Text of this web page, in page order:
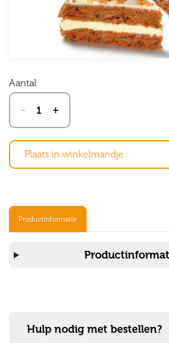
Aantal
- +
Plaats in winkelmandje
Productinformatie
Hulp nodig met bestellen?